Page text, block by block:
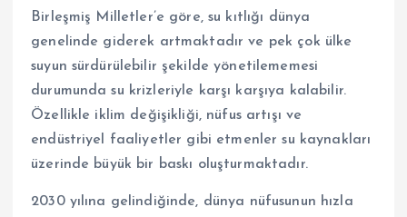
Birleşmiş Milletler’e göre, su kıtlığı dünya
genelinde giderek artmaktadır ve pek çok ülke
suyun sürdürülebilir şekilde yönetilememesi
durumunda su krizleriyle karşı karşıya kalabilir.
Özellikle iklim değişikliği, nüfus artışı ve
endüstriyel faaliyetler gibi etmenler su kaynakları
üzerinde büyük bir baskı oluşturmaktadır.
2030 yılına gelindiğinde, dünya nüfusunun hızla